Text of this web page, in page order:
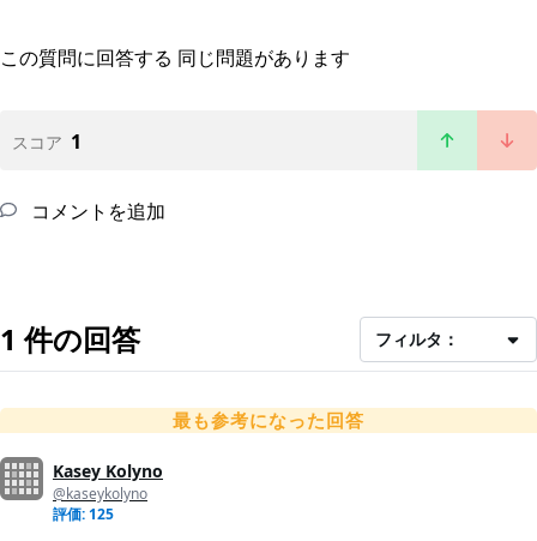
この質問に回答する 同じ問題があります
スコア 1
コメントを追加
1 件の回答 フィルタ：
最も参考になった回答
Kasey Kolyno
@kaseykolyno
評価: 125